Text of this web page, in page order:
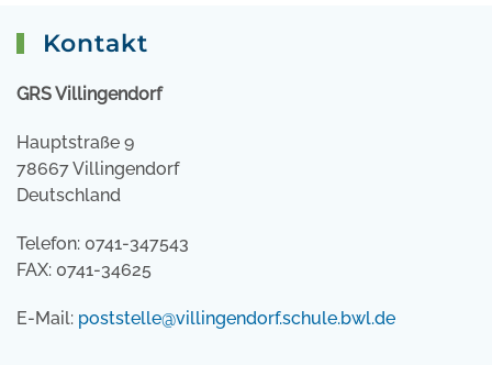
Kontakt
GRS Villingendorf
Hauptstraße 9
78667 Villingendorf
Deutschland
Telefon: 0741-347543
FAX: 0741-34625
E-Mail: poststelle@villingendorf.schule.bwl.de